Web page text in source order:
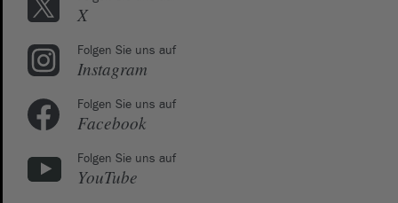
X
Folgen Sie uns auf
Instagram
Folgen Sie uns auf
Facebook
Folgen Sie uns auf
YouTube